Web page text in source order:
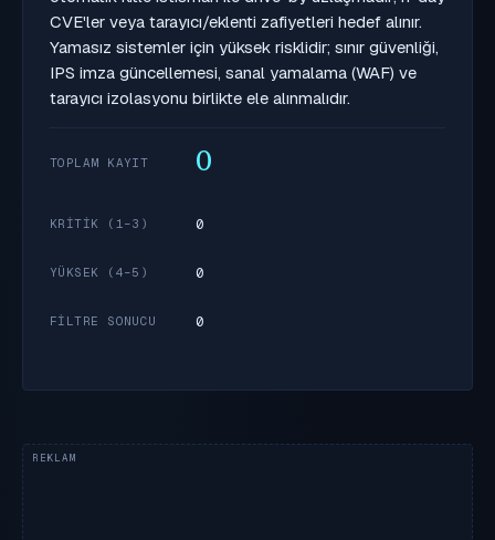
CVE'ler veya tarayıcı/eklenti zafiyetleri hedef alınır.
Yamasız sistemler için yüksek risklidir; sınır güvenliği,
IPS imza güncellemesi, sanal yamalama (WAF) ve
tarayıcı izolasyonu birlikte ele alınmalıdır.
TOPLAM KAYIT 0
KRITIK (1–3) 0
YÜKSEK (4–5) 0
FILTRE SONUCU 0